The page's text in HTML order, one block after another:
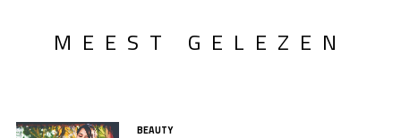
MEEST GELEZEN
BEAUTY